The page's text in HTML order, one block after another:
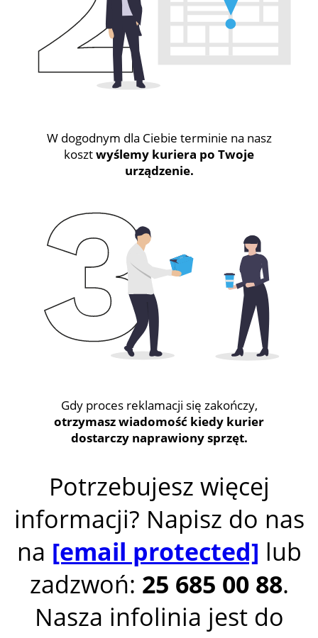
W dogodnym dla Ciebie terminie na nasz
kosztwyślemy kuriera po Twoje
urządzenie.
Gdy proces reklamacji się zakończy,
otrzymasz wiadomość kiedy kurier
dostarczy naprawiony sprzęt.
Potrzebujesz więcej
informacji? Napisz do nas
na [email protected] lub
zadzwoń: 25 685 00 88.
Nasza infolinia jest do